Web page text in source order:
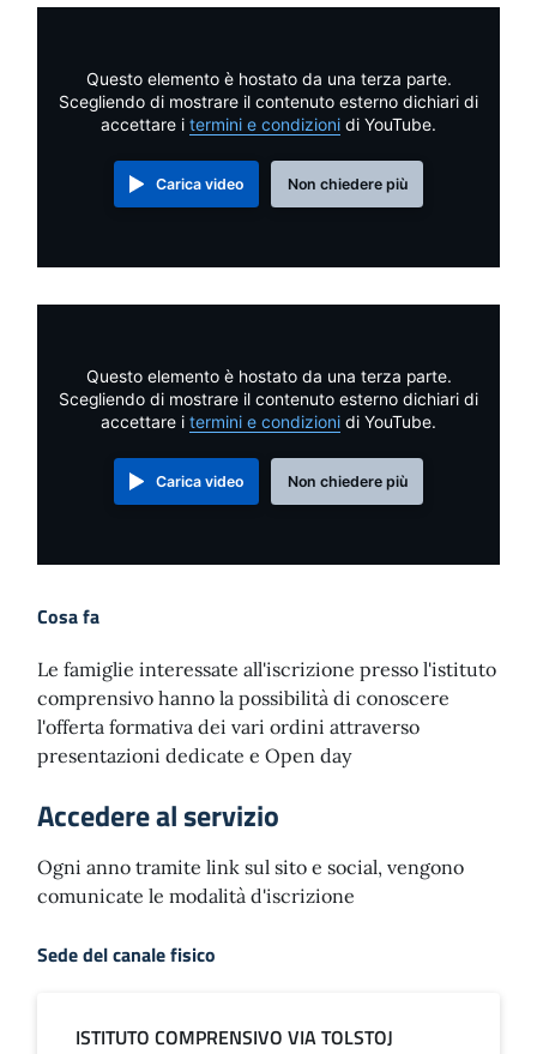
Questo elemento è hostato da una terza parte.
Scegliendo di mostrare il contenuto esterno dichiari di
accettare i termini e condizioni di YouTube.
Carica video Non chiedere più
Questo elemento è hostato da una terza parte.
Scegliendo di mostrare il contenuto esterno dichiari di
accettare i termini e condizioni di YouTube.
Carica video Non chiedere più
Cosa fa
Le famiglie interessate all'iscrizione presso l'istituto
comprensivo hanno la possibilità di conoscere
l'offerta formativa dei vari ordini attraverso
presentazioni dedicate e Open day
Accedere al servizio
Ogni anno tramite link sul sito e social, vengono
comunicate le modalità d'iscrizione
Sede del canale fisico
ISTITUTO COMPRENSIVO VIA TOLSTOJ